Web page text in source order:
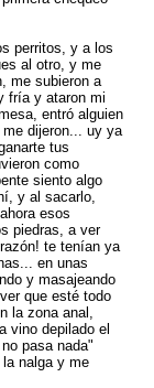
perritos, y a los
al otro, y me
me subieron a
fría y ataron mi
entró alguien
dijeron... uy ya
tus
como
siento algo
y al sacarlo,
esos
piedras, a ver
te tenían ya
en unas
y masajeando
que esté todo
la zona anal,
vino depilado el
pasa nada"
nalga y me